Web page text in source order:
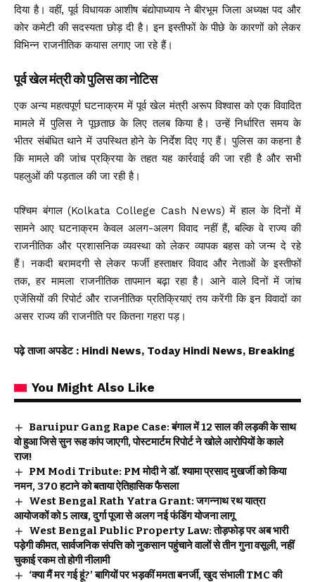
दिया है। वहीं, पूर्व विधायक आशीष बंद्योपाध्याय ने बीरभूम जिला अध्यक्ष पद और
कोर कमेटी की सदस्यता छोड़ दी है। इन इस्तीफों के पीछे के कारणों को लेकर
विभिन्न राजनीतिक कयास लगाए जा रहे हैं।
पूर्व खेल मंत्री को पुलिस का नोटिस
एक अन्य महत्वपूर्ण घटनाक्रम में पूर्व खेल मंत्री अरूप विश्वास को एक विवादित
मामले में पुलिस ने पूछताछ के लिए तलब किया है। उन्हें निर्धारित समय के
भीतर संबंधित थाने में उपस्थित होने के निर्देश दिए गए हैं। पुलिस का कहना है
कि मामले की जांच प्रक्रिया के तहत यह कार्रवाई की जा रही है और सभी
पहलुओं की पड़ताल की जा रही है।
पश्चिम बंगाल (Kolkata College Cash News) में हाल के दिनों में
सामने आए घटनाक्रम केवल अलग-अलग विवाद नहीं हैं, बल्कि वे राज्य की
राजनीतिक और प्रशासनिक व्यवस्था को लेकर व्यापक बहस को जन्म दे रहे
हैं। नकदी बरामदगी से लेकर फर्जी हस्ताक्षर विवाद और नेताओं के इस्तीफों
तक, हर मामला राजनीतिक तापमान बढ़ा रहा है। आने वाले दिनों में जांच
एजेंसियों की रिपोर्ट और राजनीतिक प्रतिक्रियाएं तय करेंगी कि इन विवादों का
असर राज्य की राजनीति पर कितना गहरा पड़।
पढ़े ताजा अपडेट : Hindi News, Today Hindi News, Breaking
You Might Also Like
Baruipur Gang Rape Case: बंगाल में 12 साल की लड़की के साथ
वो हुआ जिसे सुन रूह कांप जाएगी, पोस्टमार्टम रिपोर्ट ने खोले आरोपियों के काले
राज!
PM Modi Tribute: PM मोदी ने डॉ. श्यामा प्रसाद मुखर्जी को किया
नमन, 370 हटाने को बताया ऐतिहासिक फैसला
West Bengal Rath Yatra Grant: जगन्नाथ रथ यात्रा
आयोजकों को 5 लाख, दुर्गा पूजा से अलग नई फंडिंग योजना लागू
West Bengal Public Property Law: तोड़फोड़ पर अब भारी
पड़ेगी कीमत, सार्वजनिक संपत्ति को नुकसान पहुंचाने वालों से तीन गुना वसूली, नहीं
चुकाई रकम तो होगी नीलामी
‘क्या मैं मर गई हूं?’ बागियों पर भड़कीं ममता बनर्जी, खुद संभाली TMC की